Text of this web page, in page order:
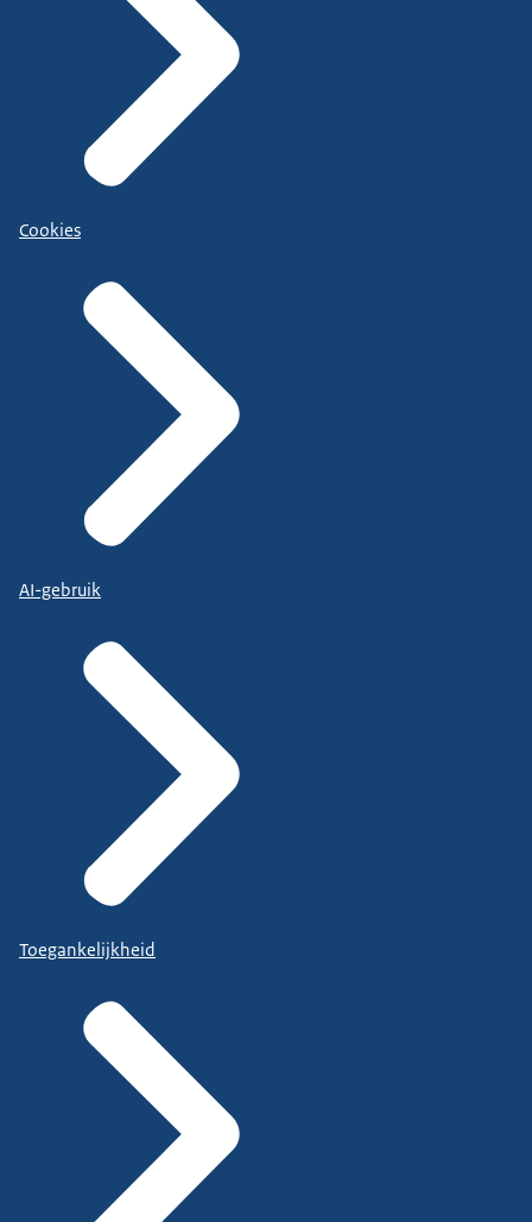
Cookies
AI-gebruik
Toegankelijkheid